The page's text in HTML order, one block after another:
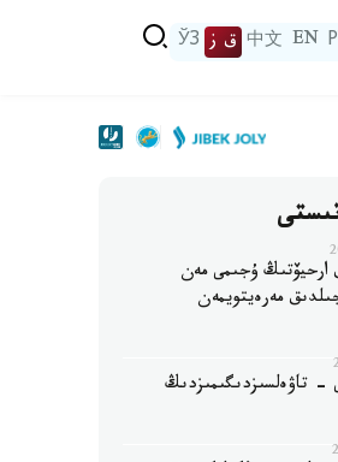
EN
中文 ق ز ЎЗ
ارحيۆتىڭ ۇجىمى مەن
20 جىلدىق مەرەيتويمەن
- تاۋەلسىزدىگىمىزدىڭ